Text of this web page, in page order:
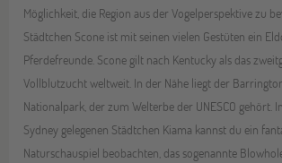
Möglichkeit, die Region aus der Vogelperspektive zu
Städtchen Scone ist mit seinen vielen Gestüten ein
Pferdefreunde. Scone gilt nach Kentucky als das
Vollblutzucht weltweit. In der Nähe liegt der
Nationalpark, der zum Welterbe der UNESCO gehört.
Sydney gelegenen Städtchen Kiama kannst du ein
Naturschauspiel beobachten, das sogenannte